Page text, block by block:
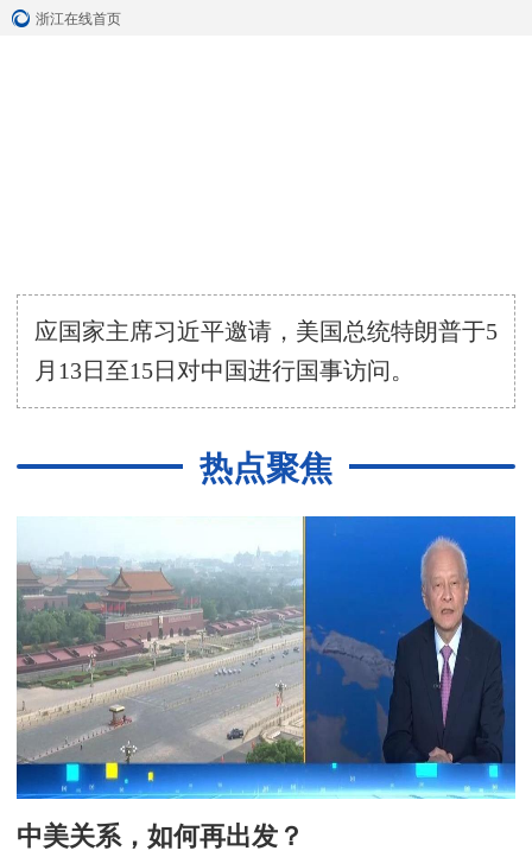
浙江在线首页
应国家主席习近平邀请，美国总统特朗普于5
月13日至15日对中国进行国事访问。
热点聚焦
中美关系，如何再出发？